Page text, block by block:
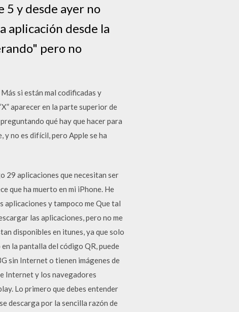
5 y desde ayer no
aplicación desde la
pero no
si están mal codificadas y
aparecer en la parte superior de
qué hay que hacer para
no es difícil, pero Apple se ha
29 aplicaciones que necesitan ser
que ha muerto en mi iPhone. He
y tampoco me Que tal
las aplicaciones, pero no me
disponibles en itunes, ya que solo
la pantalla del código QR, puede
sin Internet o tienen imágenes de
Internet y los navegadores
Lo primero que debes entender
descarga por la sencilla razón de